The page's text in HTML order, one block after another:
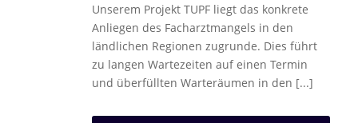
Unserem Projekt TUPF liegt das konkrete
Anliegen des Facharztmangels in den
ländlichen Regionen zugrunde. Dies führt
zu langen Wartezeiten auf einen Termin
und überfüllten Warteräumen in den [...]